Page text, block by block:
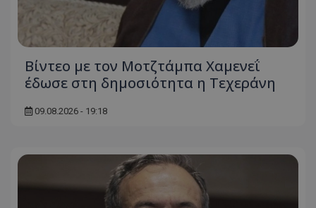
Βίντεο με τον Μοτζτάμπα Χαμενεΐ
έδωσε στη δημοσιότητα η Τεχεράνη
09.08.2026 - 19:18